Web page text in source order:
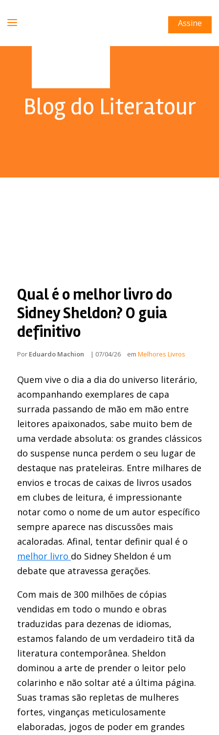
Assine
Blog do Literatour
Qual é o melhor livro do
Sidney Sheldon? O guia
definitivo
Por Eduardo Machion | 07/04/26 em Melhores Livros
Quem vive o dia a dia do universo literário,
acompanhando exemplares de capa
surrada passando de mão em mão entre
leitores apaixonados, sabe muito bem de
uma verdade absoluta: os grandes clássicos
do suspense nunca perdem o seu lugar de
destaque nas prateleiras. Entre milhares de
envios e trocas de caixas de livros usados
em clubes de leitura, é impressionante
notar como o nome de um autor específico
sempre aparece nas discussões mais
acaloradas. Afinal, tentar definir qual é o
melhor livro do Sidney Sheldon é um
debate que atravessa gerações.
Com mais de 300 milhões de cópias
vendidas em todo o mundo e obras
traduzidas para dezenas de idiomas,
estamos falando de um verdadeiro titã da
literatura contemporânea. Sheldon
dominou a arte de prender o leitor pelo
colarinho e não soltar até a última página.
Suas tramas são repletas de mulheres
fortes, vinganças meticulosamente
elaboradas, jogos de poder em grandes